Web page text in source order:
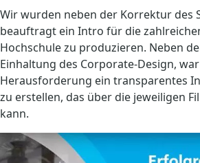
Wir wurden neben der Korrektur des
beauftragt ein Intro für die
Hochschule zu produzieren. Neben
Einhaltung des Corporate-Design,
Herausforderung ein transparentes
zu erstellen, das über die jeweiligen
kann.